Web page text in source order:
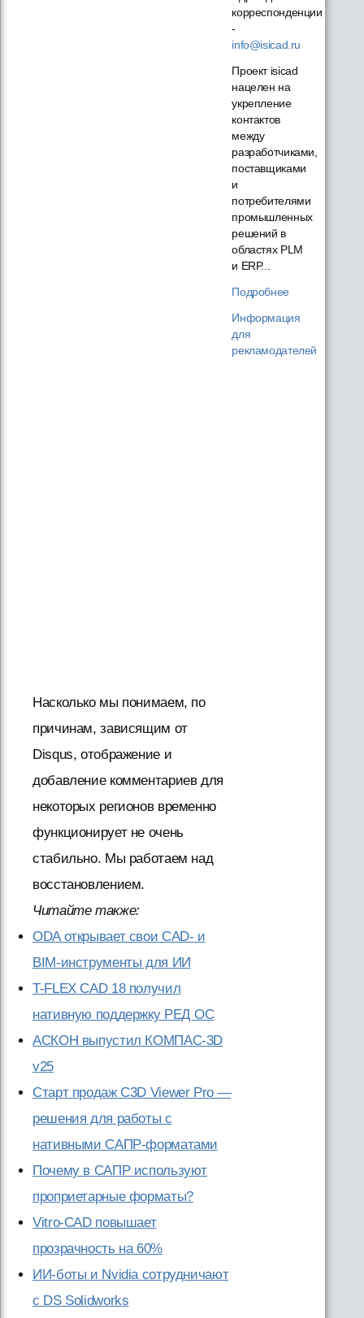
Насколько мы понимаем, по
причинам, зависящим от
Disqus, отображение и
добавление комментариев для
некоторых регионов временно
функционирует не очень
стабильно. Мы работаем над
восстановлением.
Читайте также:
ODA открывает свои CAD- и
BIM-инструменты для ИИ
T-FLEX CAD 18 получил
нативную поддержку РЕД ОС
АСКОН выпустил КОМПАС-3D
v25
Старт продаж C3D Viewer Pro —
решения для работы с
нативными САПР-форматами
Почему в САПР используют
проприетарные форматы?
Vitro-CAD повышает
прозрачность на 60%
ИИ-боты и Nvidia сотрудничают
с DS Solidworks
корреспонденции
-
info@isicad.ru
Проект isicad
нацелен на
укрепление
контактов
между
разработчиками,
поставщиками
и
потребителями
промышленных
решений в
областях PLM
и ERP...
Подробнее
Информация
для
рекламодателей